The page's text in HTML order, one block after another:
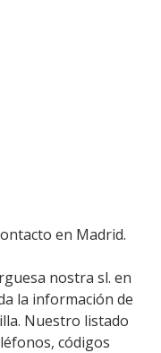
en Madrid.
nostra sl. en
la información de
Nuestro listado
códigos